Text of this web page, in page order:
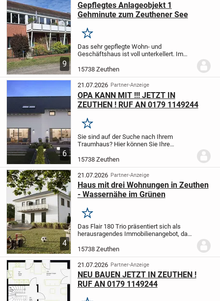
9
Gepflegtes Anlageobjekt 1
Gehminute zum Zeuthener See
Merken
Das sehr gepflegte Wohn- und
Geschäftshaus ist voll unterkellert. Im
mit einer Größe von ca. 108 m² sowie 1
Gewerbeeinheit mit einer Größe von ca.
171 m², die...
15738 Zeuthen
6
21.07.2026 Partner-Anzeige
OPA KANN MIT !!! JETZT IN
ZEUTHEN ! RUF AN 0179 1149244
Merken
Sie sind auf der Suche nach Ihrem
Traumhaus? Hier können Sie Ihre
Zum Beispiel mit einem großen Haus mit
Einliegerwohnung.Ihrer individuellen
Hausberatung mit...
15738 Zeuthen
4
21.07.2026 Partner-Anzeige
Haus mit drei Wohnungen in Zeuthen
- Wassernähe im Grünen
Merken
Das Flair 180 Trio präsentiert sich als
herausragendes Immobilienangebot, das
Dach vereint. In der gefragten Lage
überzeugt die großzügige
Erdgeschosswohnung...
15738 Zeuthen
21.07.2026 Partner-Anzeige
NEU BAUEN JETZT IN ZEUTHEN !
RUF AN 0179 1149244